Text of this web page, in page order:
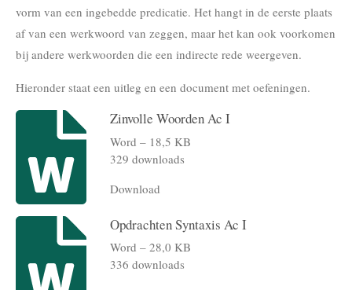
vorm van een ingebedde predicatie. Het hangt in de eerste plaats
af van een werkwoord van zeggen, maar het kan ook voorkomen
bij andere werkwoorden die een indirecte rede weergeven.
Hieronder staat een uitleg en een document met oefeningen.
Zinvolle Woorden Ac I
Word – 18,5 KB
329 downloads
Download
Opdrachten Syntaxis Ac I
Word – 28,0 KB
336 downloads